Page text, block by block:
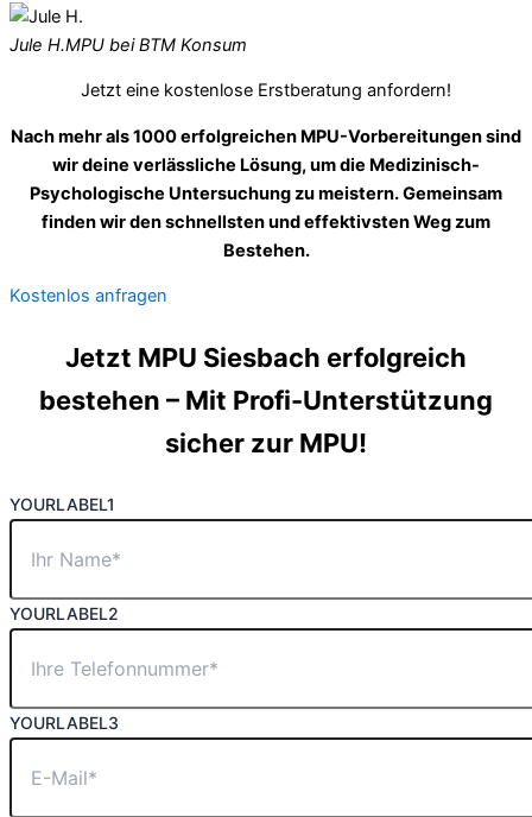
Jule H.MPU bei BTM Konsum
Jetzt eine kostenlose Erstberatung anfordern!
Nach mehr als 1000 erfolgreichen MPU-Vorbereitungen sind
wir deine verlässliche Lösung, um die Medizinisch-
Psychologische Untersuchung zu meistern. Gemeinsam
finden wir den schnellsten und effektivsten Weg zum
Bestehen.
Kostenlos anfragen
Jetzt MPU Siesbach erfolgreich
bestehen – Mit Profi-Unterstützung
sicher zur MPU!
YOURLABEL1
YOURLABEL2
YOURLABEL3